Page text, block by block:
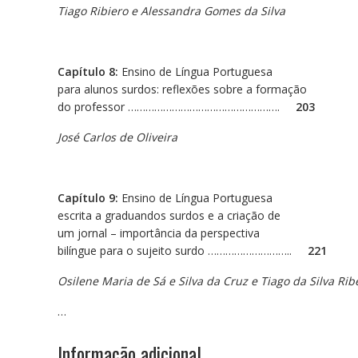
Tiago Ribiero e Alessandra Gomes da Silva
Capítulo 8: Ensino de Língua Portuguesa
para alunos surdos: reflexões sobre a formação
do professor ……………………………………………. 203
José Carlos de Oliveira
Capítulo 9: Ensino de Língua Portuguesa
escrita a graduandos surdos e a criação de
um jornal – importância da perspectiva
bilíngue para o sujeito surdo ……………………….. 221
Osilene Maria de Sá e Silva da Cruz e Tiago da Silva
…